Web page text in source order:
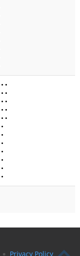
• •
• •
• •
• •
• •
•
•
•
•
•
•
•
Privacy Policy